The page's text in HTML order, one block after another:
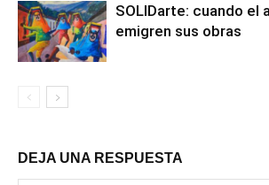
SOLIDarte: cuando el
emigren sus obras
DEJA UNA RESPUESTA